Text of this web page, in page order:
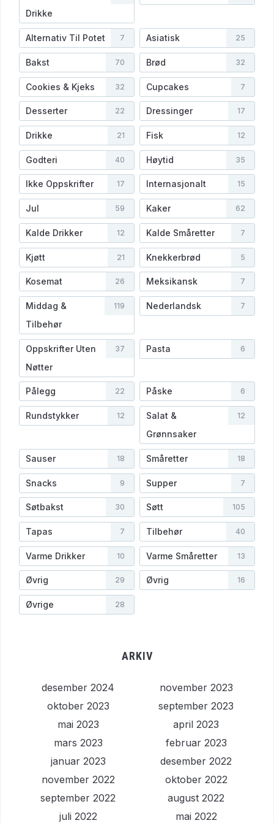
Drikke
Alternativ Til Potet 7 Asiatisk 25
Bakst 70 Brød 32
Cookies & Kjeks 32 Cupcakes 7
Desserter 22 Dressinger 17
Drikke 21 Fisk 12
Godteri 40 Høytid 35
Ikke Oppskrifter 17 Internasjonalt 15
Jul 59 Kaker 62
Kalde Drikker 12 Kalde Småretter 7
Kjøtt 21 Knekkerbrød 5
Kosemat 26 Meksikansk 7
Middag &
Tilbehør
119 Nederlandsk 7
Oppskrifter Uten
Nøtter
37 Pasta 6
Pålegg 22 Påske 6
Rundstykker 12
Salat &
Grønnsaker
12
Sauser 18 Småretter 18
Snacks 9 Supper 7
Søtbakst 30 Søtt 105
Tapas 7 Tilbehør 40
Varme Drikker 10 Varme Småretter 13
Øvrig 29 Øvrig 16
Øvrige 28
ARKIV
desember 2024
november 2023
oktober 2023
september 2023
mai 2023
april 2023
mars 2023
februar 2023
januar 2023
desember 2022
november 2022
oktober 2022
september 2022
august 2022
juli 2022
mai 2022